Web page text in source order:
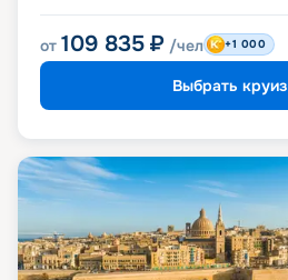
от 109 835 ₽ /чел +1 000
Выбрать круиз